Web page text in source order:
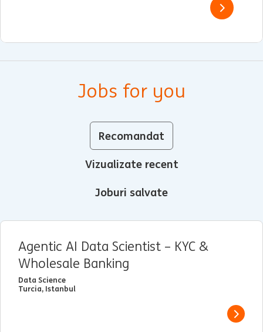
Jobs for you
Recomandat
Vizualizate recent
Joburi salvate
Agentic AI Data Scientist – KYC &
Wholesale Banking
Data Science
Turcia, Istanbul
View